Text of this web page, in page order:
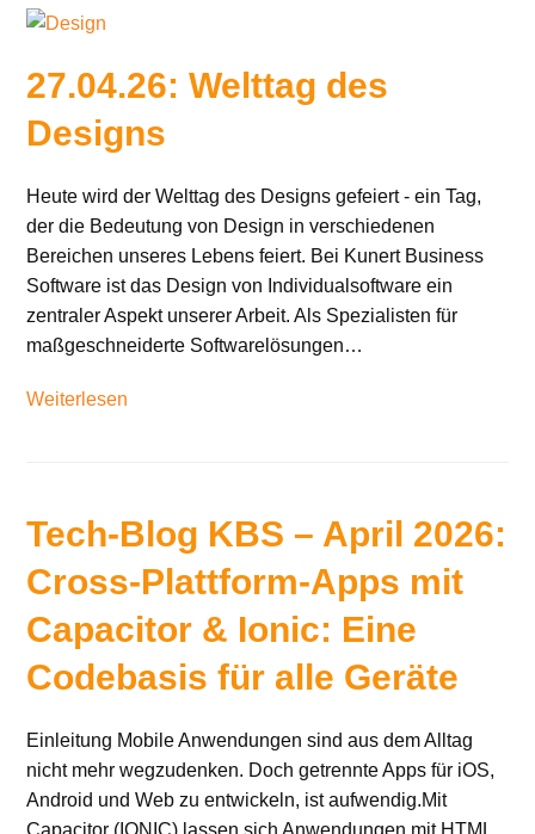
27.04.26: Welttag des
Designs
Heute wird der Welttag des Designs gefeiert - ein Tag,
der die Bedeutung von Design in verschiedenen
Bereichen unseres Lebens feiert. Bei Kunert Business
Software ist das Design von Individualsoftware ein
zentraler Aspekt unserer Arbeit. Als Spezialisten für
maßgeschneiderte Softwarelösungen…
Weiterlesen
Tech-Blog KBS – April 2026:
Cross-Plattform-Apps mit
Capacitor & Ionic: Eine
Codebasis für alle Geräte
Einleitung Mobile Anwendungen sind aus dem Alltag
nicht mehr wegzudenken. Doch getrennte Apps für iOS,
Android und Web zu entwickeln, ist aufwendig.Mit
Capacitor (IONIC) lassen sich Anwendungen mit HTML,